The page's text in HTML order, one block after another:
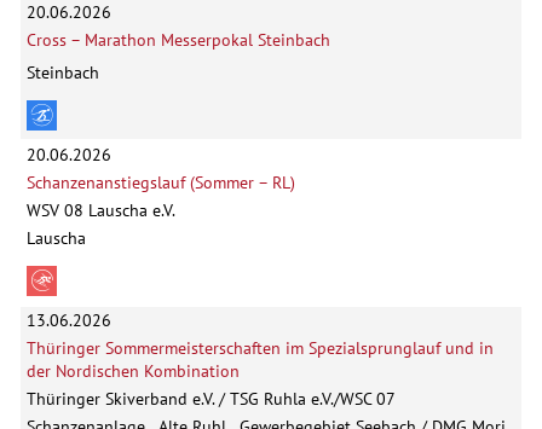
20.06.2026
Cross – Marathon Messerpokal Steinbach
Steinbach
20.06.2026
Schanzenanstiegslauf (Sommer – RL)
WSV 08 Lauscha e.V.
Lauscha
13.06.2026
Thüringer Sommermeisterschaften im Spezialsprunglauf und in
der Nordischen Kombination
Thüringer Skiverband e.V. / TSG Ruhla e.V./WSC 07